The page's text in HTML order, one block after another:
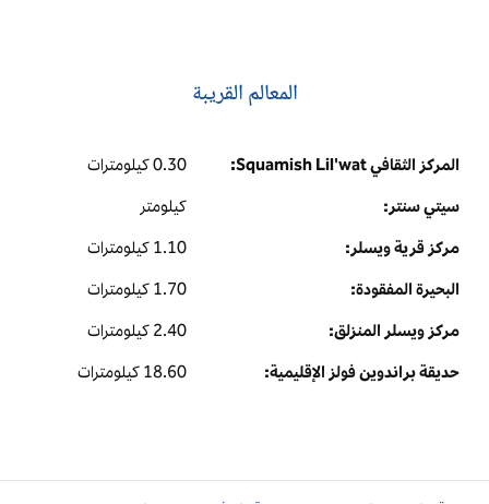
المعالم القريبة
المركز الثقافي Squamish Lil'wat:
0.30 كيلومترات
سيتي سنتر:
كيلومتر
مركز قرية ويسلر:
1.10 كيلومترات
البحيرة المفقودة:
1.70 كيلومترات
مركز ويسلر المنزلق:
2.40 كيلومترات
حديقة براندوين فولز الإقليمية:
18.60 كيلومترات